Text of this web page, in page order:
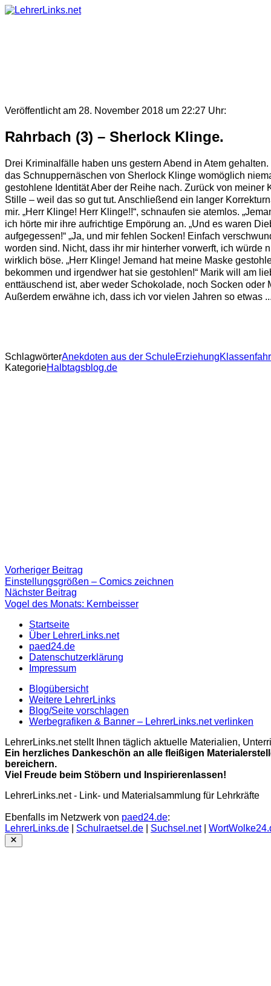
Skip
Veröffentlicht am 28. November 2018 um 22:27 Uhr:
Rahrbach (3) – Sherlock Klinge.
Drei Kriminalfälle haben uns gestern Abend in Atem
das Schnuppernäschen von Sherlock Klinge womöglich
gestohlene Identität Aber der Reihe nach. Zurück von
Stille – weil das so gut tut. Anschließend ein langer
mir. „Herr Klinge! Herr Klinge!!“, schnaufen sie atemlos.
ich hörte mir ihre aufrichtige Empörung an. „Und es waren
aufgegessen!“ „Ja, und mir fehlen Socken! Einfach
worden sind. Nicht, dass ihr mir hinterher vorwerft, ich würde
wirklich böse. „Herr Klinge! Jemand hat meine Maske
bekommen und irgendwer hat sie gestohlen!“ Marik will am
enttäuschend ist, aber weder Schokolade, noch Socken
Außerdem erwähne ich, dass ich vor vielen Jahren so etwas
SchlagwörterAnekdoten aus der SchuleErziehung
KategorieHalbtagsblog.de
Beitragsnavigation
Vorheriger Beitrag
Beitrag:
Einstellungsgrößen – Comics zeichnen
Nächster Beitrag
Beitrag
Vogel des Monats: Kernbeisser
Startseite
Über LehrerLinks.net
paed24.de
Datenschutzerklärung
Impressum
Blogübersicht
Weitere LehrerLinks
Blog/Seite vorschlagen
Werbegrafiken & Banner – LehrerLinks.net verlinken
LehrerLinks.net stellt Ihnen täglich aktuelle Materialien,
Ein herzliches Dankeschön an alle fleißigen
bereichern.
Viel Freude beim Stöbern und Inspirierenlassen!
LehrerLinks.net - Link- und Materialsammlung für Lehrkräfte
Ebenfalls im Netzwerk von paed24.de:
LehrerLinks.de
Schulraetsel.de Suchsel.net|
Close